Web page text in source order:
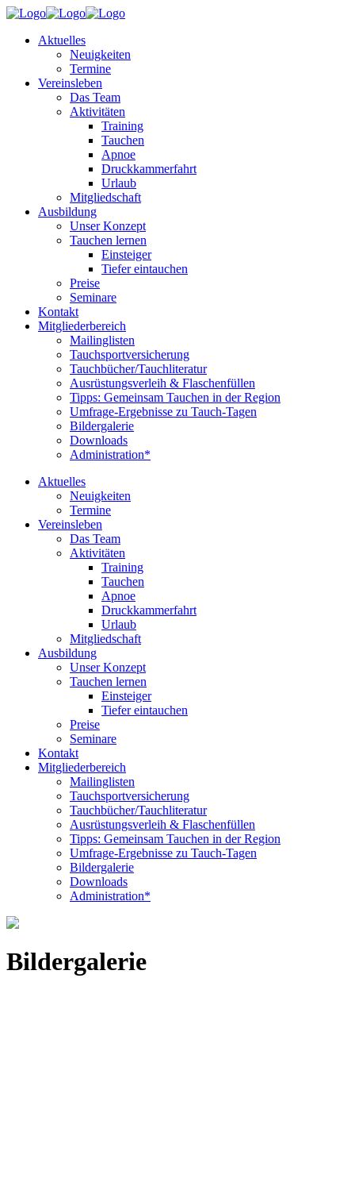
Aktuelles
Neuigkeiten
Termine
Vereinsleben
Das Team
Aktivitäten
Training
Tauchen
Apnoe
Druckkammerfahrt
Urlaub
Mitgliedschaft
Ausbildung
Unser Konzept
Tauchen lernen
Einsteiger
Tiefer eintauchen
Preise
Seminare
Kontakt
Mitgliederbereich
Mailinglisten
Tauchsportversicherung
Tauchbücher/Tauchliteratur
Ausrüstungsverleih & Flaschenfüllen
Tipps: Gemeinsam Tauchen in der Region
Umfrage-Ergebnisse zu Tauch-Tagen
Bildergalerie
Downloads
Administration*
Aktuelles
Neuigkeiten
Termine
Vereinsleben
Das Team
Aktivitäten
Training
Tauchen
Apnoe
Druckkammerfahrt
Urlaub
Mitgliedschaft
Ausbildung
Unser Konzept
Tauchen lernen
Einsteiger
Tiefer eintauchen
Preise
Seminare
Kontakt
Mitgliederbereich
Mailinglisten
Tauchsportversicherung
Tauchbücher/Tauchliteratur
Ausrüstungsverleih & Flaschenfüllen
Tipps: Gemeinsam Tauchen in der Region
Umfrage-Ergebnisse zu Tauch-Tagen
Bildergalerie
Downloads
Administration*
Bildergalerie